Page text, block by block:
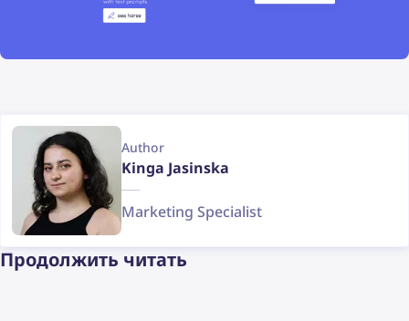
Author
Kinga Jasinska
Marketing Specialist
Продолжить читать